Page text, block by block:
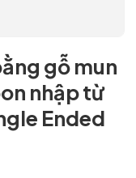
gỗ mun
nhập từ
Ended